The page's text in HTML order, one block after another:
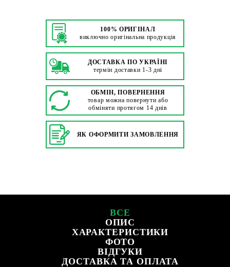
100% ОРИГІНАЛ
виключно оригінальна продукція
ДОСТАВКА ПО УКРАЇНІ
термін доставки 1-3 дні
ОБМІН, ПОВЕРНЕННЯ
товар можна повернути або
обміняти протягом 14 днів
ЯК ОФОРМИТИ ЗАМОВЛЕННЯ
ВСЕ
ОПИС
ХАРАКТЕРИСТИКИ
ФОТО
ВІДГУКИ
ДОСТАВКА ТА ОПЛАТА